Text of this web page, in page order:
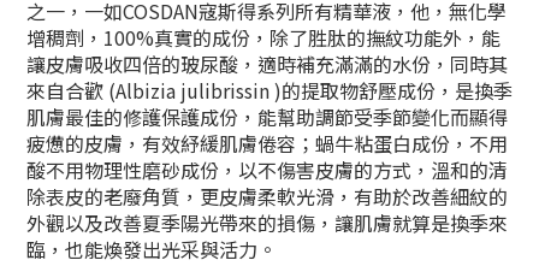
之一，一如COSDAN寇斯得系列所有精華液，他，無化學
增稠劑，100%真實的成份，除了胜肽的撫紋功能外，能
讓皮膚吸收四倍的玻尿酸，適時補充滿滿的水份，同時其
來自合歡 (Albizia julibrissin )的提取物舒壓成份，是換季
肌膚最佳的修護保護成份，能幫助調節受季節變化而顯得
疲憊的皮膚，有效紓緩肌膚倦容；蝸牛粘蛋白成份，不用
酸不用物理性磨砂成份，以不傷害皮膚的方式，溫和的清
除表皮的老廢角質，更皮膚柔軟光滑，有助於改善細紋的
外觀以及改善夏季陽光帶來的損傷，讓肌膚就算是換季來
臨，也能煥發出光采與活力。